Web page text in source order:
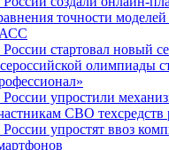
точности
стартовал новый
олимпиады
упростили
СВО техсредств
упростят ввоз